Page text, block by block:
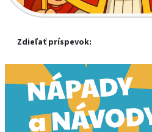
Zdieľať príspevok: